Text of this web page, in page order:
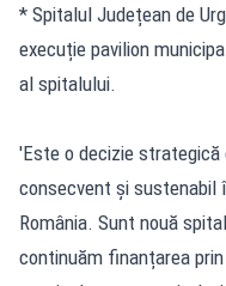
* Spitalul Județean de
execuție pavilion
al spitalului.
'Este o decizie
consecvent și sustenabil
România. Sunt nouă
continuăm finanțarea